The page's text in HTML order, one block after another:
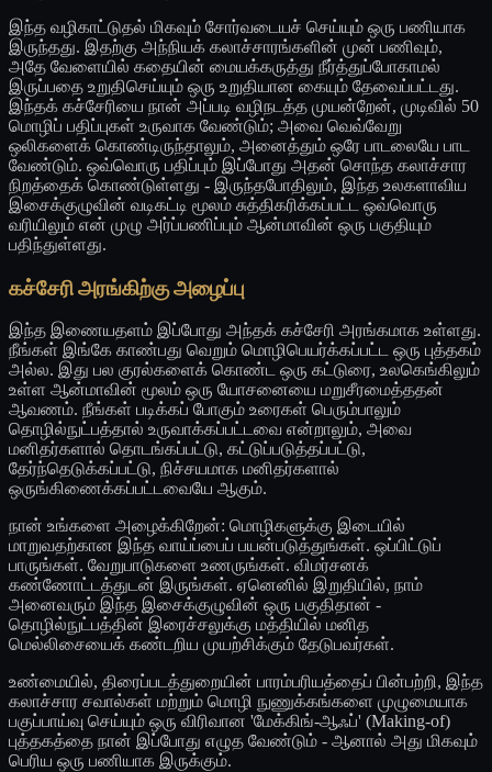
இந்த வழிகாட்டுதல் மிகவும் சோர்வடையச் செய்யும் ஒரு பணியாக
இருந்தது. இதற்கு அந்நியக் கலாச்சாரங்களின் முன் பணிவும்,
அதே வேளையில் கதையின் மையக்கருத்து நீர்த்துப்போகாமல்
இருப்பதை உறுதிசெய்யும் ஒரு உறுதியான கையும் தேவைப்பட்டது.
இந்தக் கச்சேரியை நான் அப்படி வழிநடத்த முயன்றேன், முடிவில் 50
மொழிப் பதிப்புகள் உருவாக வேண்டும்; அவை வெவ்வேறு
ஒலிகளைக் கொண்டிருந்தாலும், அனைத்தும் ஒரே பாடலையே பாட
வேண்டும். ஒவ்வொரு பதிப்பும் இப்போது அதன் சொந்த கலாச்சார
நிறத்தைக் கொண்டுள்ளது - இருந்தபோதிலும், இந்த உலகளாவிய
இசைக்குழுவின் வடிகட்டி மூலம் சுத்திகரிக்கப்பட்ட ஒவ்வொரு
வரியிலும் என் முழு அர்ப்பணிப்பும் ஆன்மாவின் ஒரு பகுதியும்
பதிந்துள்ளது.
கச்சேரி அரங்கிற்கு அழைப்பு
இந்த இணையதளம் இப்போது அந்தக் கச்சேரி அரங்கமாக உள்ளது.
நீங்கள் இங்கே காண்பது வெறும் மொழிபெயர்க்கப்பட்ட ஒரு புத்தகம்
அல்ல. இது பல குரல்களைக் கொண்ட ஒரு கட்டுரை, உலகெங்கிலும்
உள்ள ஆன்மாவின் மூலம் ஒரு யோசனையை மறுசீரமைத்ததன்
ஆவணம். நீங்கள் படிக்கப் போகும் உரைகள் பெரும்பாலும்
தொழில்நுட்பத்தால் உருவாக்கப்பட்டவை என்றாலும், அவை
மனிதர்களால் தொடங்கப்பட்டு, கட்டுப்படுத்தப்பட்டு,
தேர்ந்தெடுக்கப்பட்டு, நிச்சயமாக மனிதர்களால்
ஒருங்கிணைக்கப்பட்டவையே ஆகும்.
நான் உங்களை அழைக்கிறேன்: மொழிகளுக்கு இடையில்
மாறுவதற்கான இந்த வாய்ப்பைப் பயன்படுத்துங்கள். ஒப்பிட்டுப்
பாருங்கள். வேறுபாடுகளை உணருங்கள். விமர்சனக்
கண்ணோட்டத்துடன் இருங்கள். ஏனெனில் இறுதியில், நாம்
அனைவரும் இந்த இசைக்குழுவின் ஒரு பகுதிதான் -
தொழில்நுட்பத்தின் இரைச்சலுக்கு மத்தியில் மனித
மெல்லிசையைக் கண்டறிய முயற்சிக்கும் தேடுபவர்கள்.
உண்மையில், திரைப்படத்துறையின் பாரம்பரியத்தைப் பின்பற்றி, இந்த
கலாச்சார சவால்கள் மற்றும் மொழி நுணுக்கங்களை முழுமையாக
பகுப்பாய்வு செய்யும் ஒரு விரிவான 'மேக்கிங்-ஆஃப்' (Making-of)
புத்தகத்தை நான் இப்போது எழுத வேண்டும் - ஆனால் அது மிகவும்
பெரிய ஒரு பணியாக இருக்கும்.